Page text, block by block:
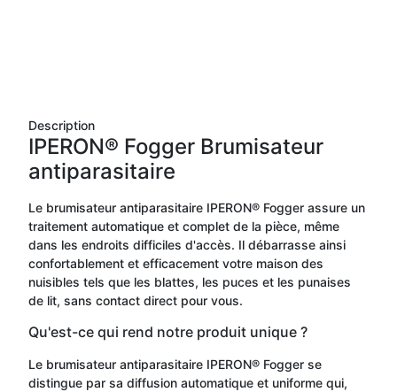
Description
IPERON® Fogger Brumisateur
antiparasitaire
Le brumisateur antiparasitaire IPERON® Fogger assure un
traitement automatique et complet de la pièce, même
dans les endroits difficiles d'accès. Il débarrasse ainsi
confortablement et efficacement votre maison des
nuisibles tels que les blattes, les puces et les punaises
de lit, sans contact direct pour vous.
Qu'est-ce qui rend notre produit unique ?
Le brumisateur antiparasitaire IPERON® Fogger se
distingue par sa diffusion automatique et uniforme qui,